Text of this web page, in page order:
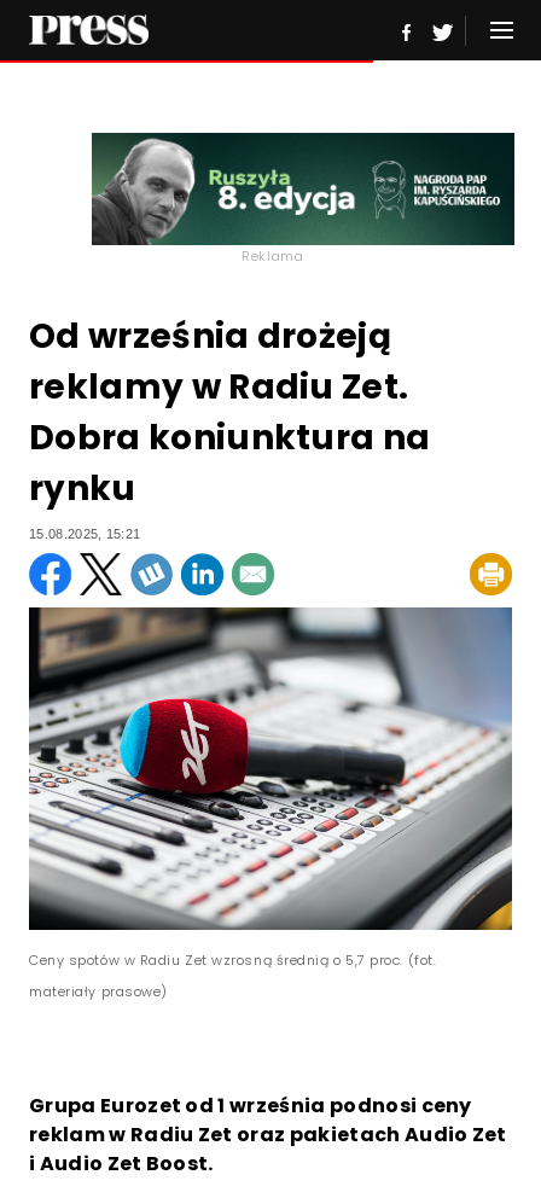
Reklama
Od września drożeją
reklamy w Radiu Zet.
Dobra koniunktura na
rynku
15.08.2025, 15:21
Ceny spotów w Radiu Zet wzrosną średnią o 5,7 proc. (fot.
materiały prasowe)
Grupa Eurozet od 1 września podnosi ceny
reklam w Radiu Zet oraz pakietach Audio Zet
i Audio Zet Boost.